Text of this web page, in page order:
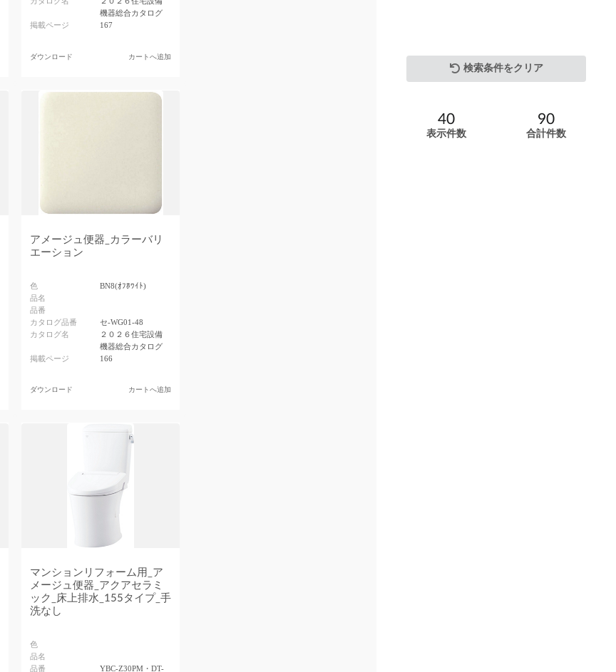
機器総合カタログ
掲載ページ
167
ダウンロード カートへ追加
アメージュ便器_カラーバリ
エーション
色
BN8(ｵﾌﾎﾜｲﾄ)
品名
品番
カタログ品番
セ-WG01-48
カタログ名
２０２６住宅設備
機器総合カタログ
掲載ページ
166
ダウンロード カートへ追加
マンションリフォーム用_ア
メージュ便器_アクアセラミ
ック_床上排水_155タイプ_手
洗なし
色
品名
品番
YBC-Z30PM・DT-
検索条件をクリア
40
表示件数
90
合計件数